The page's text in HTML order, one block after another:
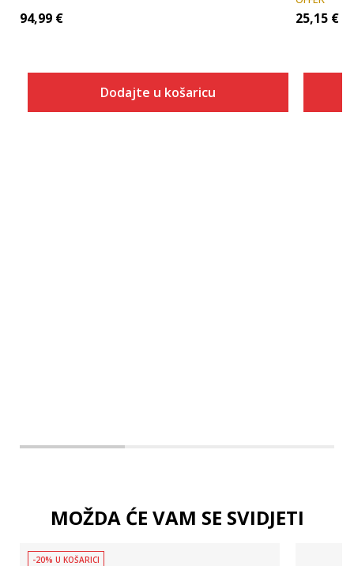
94,99 €
Dodajte u košaricu
25,15 €
MOŽDA ĆE VAM SE SVIDJETI
-20% U KOŠARICI